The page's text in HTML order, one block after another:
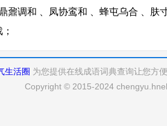
鼐调和 、凤协鸾和 、蜂屯乌合 、肤
生活圈 为您提供在线成语词典查询让您方
Copyright © 2015-2024